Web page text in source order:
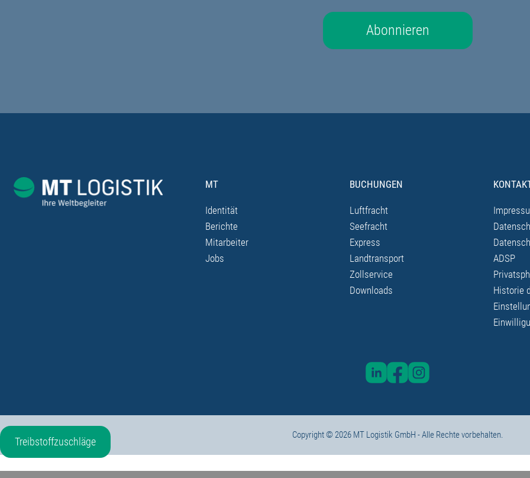
Treibstoffzuschläge
Abonnieren
MT
Identität
Berichte
Mitarbeiter
Jobs
BUCHUNGEN
Luftfracht
Seefracht
Express
Landtransport
Zollservice
Downloads
ADSP
Historie
Copyright © 2026 MT Logistik GmbH - Alle Rechte vorbehalten.